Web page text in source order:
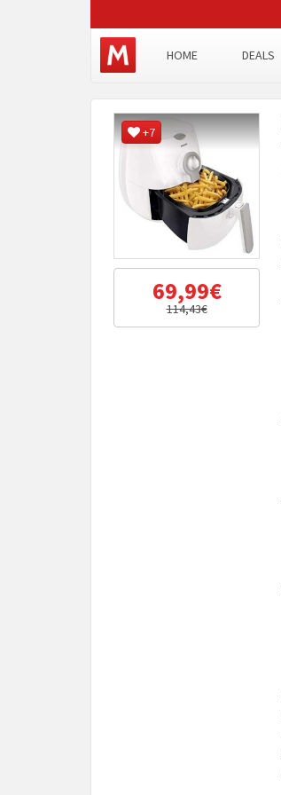
HOME DEALS
+7
69,99€
114,43€